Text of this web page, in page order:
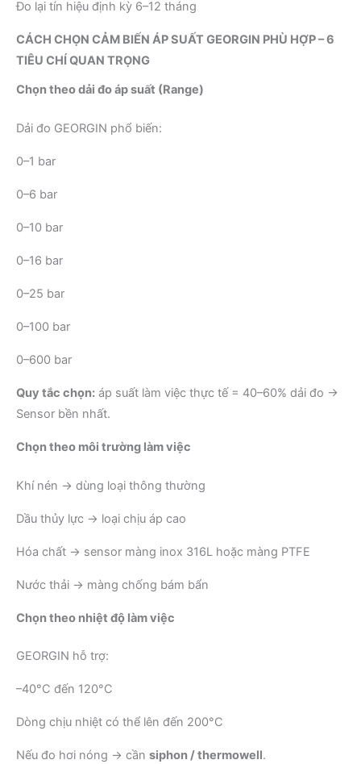
Đo lại tín hiệu định kỳ 6–12 tháng
CÁCH CHỌN CẢM BIẾN ÁP SUẤT GEORGIN PHÙ HỢP – 6
TIÊU CHÍ QUAN TRỌNG
Chọn theo dải đo áp suất (Range)
Dải đo GEORGIN phổ biến:
0–1 bar
0–6 bar
0–10 bar
0–16 bar
0–25 bar
0–100 bar
0–600 bar
Quy tắc chọn: áp suất làm việc thực tế = 40–60% dải đo →
Sensor bền nhất.
Chọn theo môi trường làm việc
Khí nén → dùng loại thông thường
Dầu thủy lực → loại chịu áp cao
Hóa chất → sensor màng inox 316L hoặc màng PTFE
Nước thải → màng chống bám bẩn
Chọn theo nhiệt độ làm việc
GEORGIN hỗ trợ:
–40°C đến 120°C
Dòng chịu nhiệt có thể lên đến 200°C
Nếu đo hơi nóng → cần siphon / thermowell.